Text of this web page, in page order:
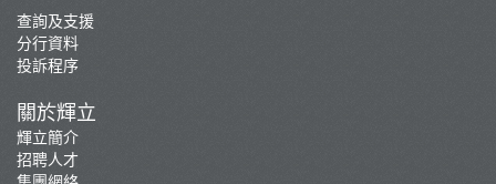
查詢及支援
分行資料
投訴程序
關於輝立
輝立簡介
招聘人才